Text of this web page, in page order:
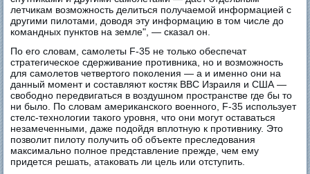
летчикам возможность делиться получаемой информацией с
другими пилотами, доводя эту информацию в том числе до
командных пунктов на земле", — сказал он.
По его словам, самолеты F-35 не только обеспечат
стратегическое сдерживание противника, но и возможность
для самолетов четвертого поколения — а и именно они на
данный момент и составляют костяк ВВС Израиля и США —
свободно передвигаться в воздушном пространстве где бы то
ни было. По словам американского военного, F-35 использует
стелс-технологии такого уровня, что они могут оставаться
незамеченными, даже подойдя вплотную к противнику. Это
позволит пилоту получить об объекте преследования
максимально полное представление прежде, чем ему
придется решать, атаковать ли цель или отступить.